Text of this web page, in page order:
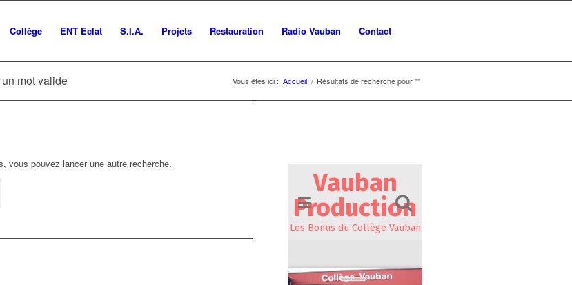
Collège ENT Eclat S.I.A. Projets Restauration Radio Vauban Contact
mot valide Vous êtes ici : Accueil / Résultats de recherche pour ""
vous pouvez lancer une autre recherche.